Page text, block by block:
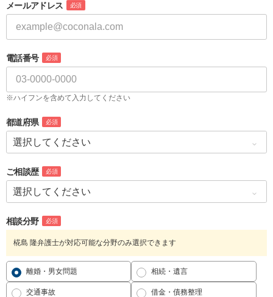
メールアドレス 必須
電話番号 必須
※ハイフンを含めて入力してください
都道府県 必須
ご相談歴 必須
相談分野 必須
椛島 隆弁護士が対応可能な分野のみ選択できます
離婚・男女問題 相続・遺言
交通事故 借金・債務整理